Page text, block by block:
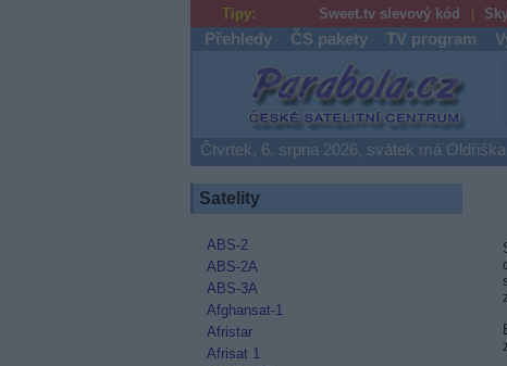
Tipy: Sweet.tv slevový kód
Přehledy ČS pakety TV program
Parabola.cz
Čtvrtek, 6. srpna 2026, svátek má Oldřiška
Satelity
ABS-2
ABS-2A
ABS-3A
Afghansat-1
Afristar
Afrisat 1